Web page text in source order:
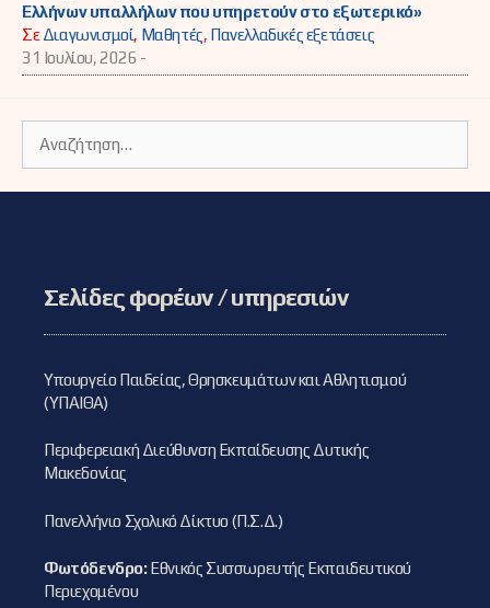
Ελλήνων υπαλλήλων που υπηρετούν στο εξωτερικό»
ΣεΔιαγωνισμοί, Μαθητές, Πανελλαδικές εξετάσεις
31 Ιουλίου, 2026 -
για:
Σελίδες φορέων / υπηρεσιών
Υπουργείο Παιδείας, Θρησκευμάτων και Αθλητισμού
(ΥΠΑΙΘΑ)
Περιφερειακή Διεύθυνση Εκπαίδευσης Δυτικής
Μακεδονίας
Πανελλήνιο Σχολικό Δίκτυο (Π.Σ.Δ.)
Φωτόδενδρο:Εθνικός Συσσωρευτής Εκπαιδευτικού
Περιεχομένου